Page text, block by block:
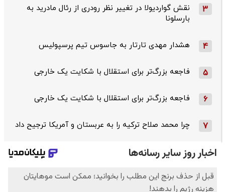
3
نقش گواردیولا در تغییر نظر رودری از رئال مادرید به
بارسلونا
4 هشدار مهدی تارتار به جاسوس تیم پرسپولیس
5 فاجعه بزرگ‌تر برای استقلال با شکایت یک خارجی
6 فاجعه بزرگ‌تر برای استقلال با شکایت یک خارجی
7 چرا محمد صلاح ترکیه را به عربستان و آمریکا ترجیح داد